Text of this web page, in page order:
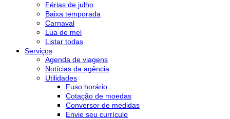
Férias de julho
Baixa temporada
Carnaval
Lua de mel
Listar todas
Serviços
Agenda de viagens
Notícias da agência
Utilidades
Fuso horário
Cotação de moedas
Conversor de medidas
Envie seu currículo